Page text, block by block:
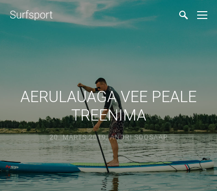
Surfsport
AERULAUAGA VEE PEALE
TREENIMA
20. MÄRTS 2019,ANDRI SOOSAAR